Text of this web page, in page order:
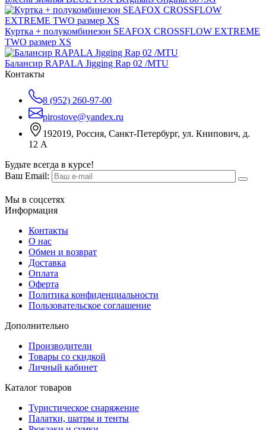
Куртка + полукомбинезон SEAFOX CROSSFLOW EXTREME
TWO размер XS
Балансир RAPALA Jigging Rap 02 /MTU
Контакты
8 (952) 260-97-00
pirostove@yandex.ru
192019, Россия, Санкт-Петербург, ул. Книпович, д.
12 А
Будьте всегда в курсе!
Ваш Email:
Мы в соцсетях
Информация
Контакты
О нас
Обмен и возврат
Доставка
Оплата
Оферта
Политика конфиденциальности
Пользовательское соглашение
Дополнительно
Производители
Товары со скидкой
Личный кабинет
Каталог товаров
Туристическое снаряжение
Палатки, шатры и тенты